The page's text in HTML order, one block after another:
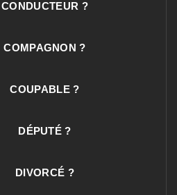
CONDUCTEUR ?
COMPAGNON ?
COUPABLE ?
DÉPUTÉ ?
DIVORCÉ ?